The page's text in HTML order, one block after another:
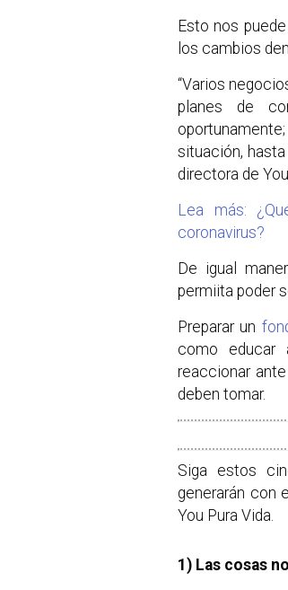
Esto nos
los cambios
“Varios
planes de
situación,
directora de
Lea más:
coronavirus?
De igual
permiita poder
Preparar un
como educar
reaccionar
deben tomar.
Siga estos
generarán con
You Pura Vida.
1) Las cosas